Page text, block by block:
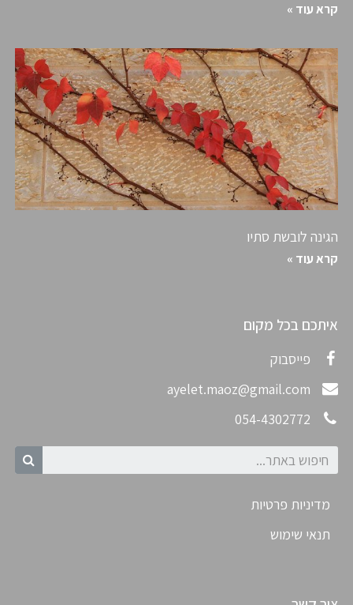
קרא עוד »
הגינה לובשת סתיו
קרא עוד »
איתכם בכל מקום
פייסבוק
ayelet.maoz@gmail.com
054-4302772
מדיניות פרטיות
תנאי שימוש